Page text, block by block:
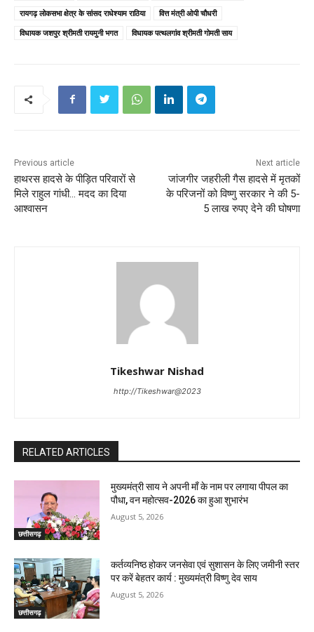
रायगढ़ लोकसभा क्षेत्र के सांसद राधेश्याम राठिया
वित्त मंत्री ओपी चौधरी
विधायक जशपुर श्रीमती रायमुनी भगत
विधायक पत्थलगांव श्रीमती गोमती साय
Previous article
हाथरस हादसे के पीड़ित परिवारों से
मिले राहुल गांधी… मदद का दिया
आश्वासन
Next article
जांजगीर जहरीली गैस हादसे में मृतकों
के परिजनों को विष्णु सरकार ने की 5-
5 लाख रुपए देने की घोषणा
Tikeshwar Nishad
http://Tikeshwar@2023
RELATED ARTICLES
छत्तीसगढ़
मुख्यमंत्री साय ने अपनी माँ के नाम पर लगाया पीपल का
पौधा, वन महोत्सव-2026 का हुआ शुभारंभ
August 5, 2026
छत्तीसगढ़
कर्तव्यनिष्ठ होकर जनसेवा एवं सुशासन के लिए जमीनी स्तर
पर करें बेहतर कार्य : मुख्यमंत्री विष्णु देव साय
August 5, 2026